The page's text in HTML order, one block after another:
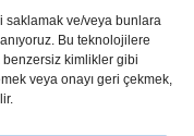
ve/veya bunlara
Bu teknolojilere
benzersiz kimlikler gibi
veya onayı geri çekmek,